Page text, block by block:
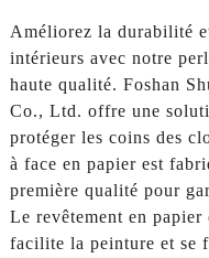
Améliorez la durabilité
intérieurs avec notre
haute qualité. Foshan
Co., Ltd. offre une
protéger les coins des
à face en papier est
première qualité pour
Le revêtement en
facilite la peinture et se